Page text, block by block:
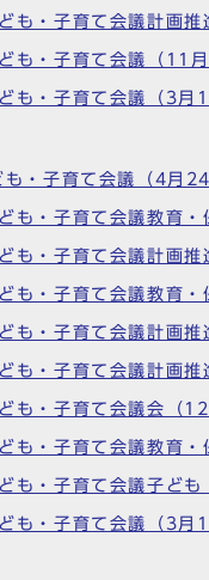
・子育て会議計画推
・子育て会議（11月
・子育て会議（3月
・子育て会議（4月24
・子育て会議教育・
・子育て会議計画推
・子育て会議教育・
・子育て会議計画推
・子育て会議計画推
・子育て会議会（12
・子育て会議教育・
・子育て会議子ども
・子育て会議（3月